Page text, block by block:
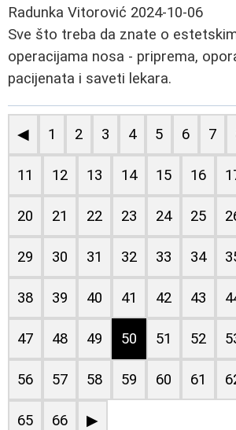
Radunka Vitorović 2024-10-06
Sve što treba da znate o
operacijama nosa - priprema,
pacijenata i saveti lekara.
◀ 1 2 3 4 5 6 7
11 12 13 14 15 16
20 21 22 23 24 25
29 30 31 32 33 34
38 39 40 41 42 43
47 48 49 50 51 52
56 57 58 59 60 61
65 66 ▶